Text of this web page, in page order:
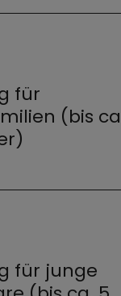
für
(bis
für junge